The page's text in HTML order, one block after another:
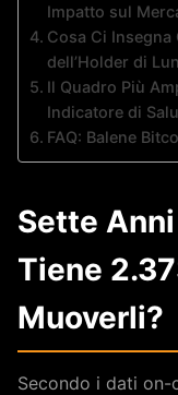
Impatto sul
Cosa Ci Insegna
dell’Holder di
Il Quadro Più
Indicatore di
FAQ: Balene
Sette
Tiene
Muoverli?
Secondo i dati on-